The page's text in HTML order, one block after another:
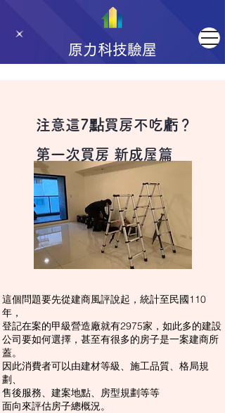
原力科技驗屋
注意這7點買房不吃虧？
第一次買房 新成屋篇
這個問題要先從建商風評說起，統計至民國110
年，
登記在案的甲級營造廠就有2975家，如此多的建設
公司要如何選擇，甚至有很多的房子是一案建商所
蓋。
因此消費者可以由建材等級、施工品質、格局規
劃、
售後服務、建案地點、房型規劃等等
面向來評估房子總概況。